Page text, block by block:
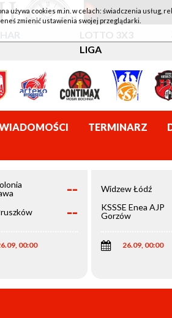
LOTTO 3X3
LIGA
TERMINARZ
--
--
00:00
Widzew Łódź
KSSSE Enea AJP
Gorzów
26.09, 00:00
używa cookies m.in. w celach: świadczenia usług,
zmienić ustawienia swojej przeglądarki.